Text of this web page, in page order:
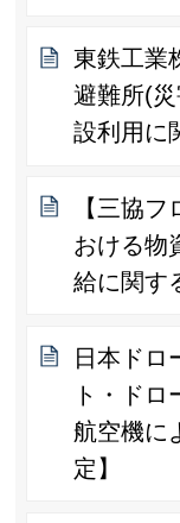
東鉄工業
避難所(
設利用に
【三協
おける物
給に関す
日本ドロ
ト・ドロ
航空機に
定】